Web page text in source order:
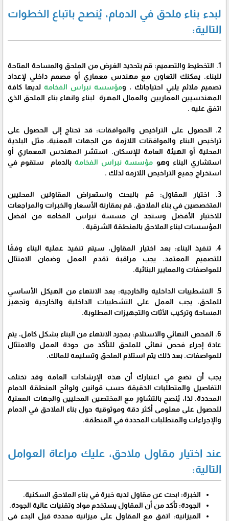
لبدء بناء ملحق في الدمام، يُنصح باتباع الخطوات
التالية:
1. التخطيط والتصميم: قم بتحديد الغرض من الملحق والمساحة المتاحة
للبناء. يمكنك التعاون مع مهندس معماري أو مصمم داخلي لإعداد
تصميم ملائم يلبي احتياجاتك ، ومؤسسة نبراس الفخامة لديها كافة
المهندسيين العماريين والعمال المهرة لبناء وانهاء بناء الملحق الذي
اتفق عليه .
2. الحصول على التراخيص والموافقات: قد تحتاج إلى الحصول على
تراخيص البناء والموافقات اللازمة من الجهات المعنية، مثل البلدية
المحلية أو الهيئة العامة للإسكان. استشر المهندس المعماري أو
استشاري البناء وهو مؤسسة نبراس الفخامة بالدمام ستقوم في
استخراج جميع التراخيص اللازمة لذلك .
3. اختيار المقاول: قم بالبحث واستعراض المقاولين المحليين
المتخصصين في بناء الملاحق. قم بمقارنة الأسعار والخبرات والمراجعات
للاختيار الأفضل وستجد ان مسسة نبراس الفخامه من افضل
المؤسسات لبناء الملاحق بالمنطقة الشرقية .
4. تنفيذ البناء: بعد اختيار المقاول، سيتم تنفيذ عملية البناء وفقًا
للتصميم المعتمد. يجب مراقبة تقدم العمل وضمان الامتثال
للمواصفات والمعايير البنائية.
5. التشطيبات الداخلية والخارجية: بعد الانتهاء من الهيكل الأساسي
للملحق، يجب العمل على التشطيبات الداخلية والخارجية وتجهيز
المساحة وتركيب الأثاث والتجهيزات المطلوبة.
6. الفحص النهائي والاستلام: بمجرد الانتهاء من البناء بشكل كامل، يتم
عادة إجراء فحص نهائي للملحق للتأكد من جودة العمل والامتثال
للمواصفات. بعد ذلك يتم استلام الملحق وتسليمه للمالك.
يجب أن تضع في اعتبارك أن هذه الإرشادات العامة وقد تختلف
التفاصيل والمتطلبات الدقيقة حسب قوانين ولوائح المنطقة الدمام
المحددة. لذا، يُنصح بالتشاور مع المختصين المحليين والجهات المعنية
للحصول على معلومى أكثر دقة وموثوقية حول بناء الملاحق في الدمام
والإجراءات والمتطلبات المحددة في المنطقة.
عند اختيار مقاول ملاحق، عليك مراعاة العوامل
التالية:
الخبرة: ابحث عن مقاول لديه خبرة في بناء الملاحق السكنية.
الجودة: تأكد من أن المقاول يستخدم مواد وتقنيات عالية الجودة.
الميزانية: اتفق مع المقاول على ميزانية محددة قبل البدء في